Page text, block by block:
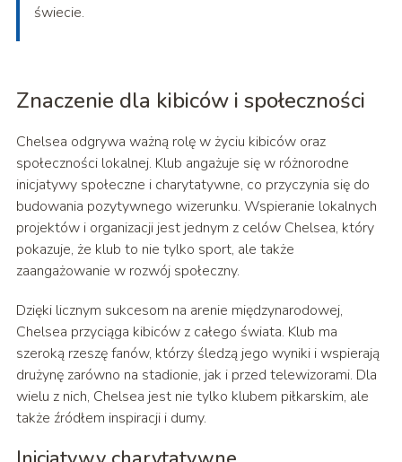
świecie.
Znaczenie dla kibiców i społeczności
Chelsea odgrywa ważną rolę w życiu kibiców oraz
społeczności lokalnej. Klub angażuje się w różnorodne
inicjatywy społeczne i charytatywne, co przyczynia się do
budowania pozytywnego wizerunku. Wspieranie lokalnych
projektów i organizacji jest jednym z celów Chelsea, który
pokazuje, że klub to nie tylko sport, ale także
zaangażowanie w rozwój społeczny.
Dzięki licznym sukcesom na arenie międzynarodowej,
Chelsea przyciąga kibiców z całego świata. Klub ma
szeroką rzeszę fanów, którzy śledzą jego wyniki i wspierają
drużynę zarówno na stadionie, jak i przed telewizorami. Dla
wielu z nich, Chelsea jest nie tylko klubem piłkarskim, ale
także źródłem inspiracji i dumy.